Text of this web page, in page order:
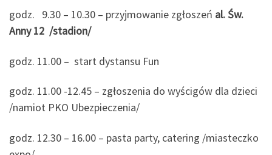
godz. 9.30 – 10.30 – przyjmowanie zgłoszeń al. Św.
Anny 12 /stadion/
godz. 11.00 – start dystansu Fun
godz. 11.00 -12.45 – zgłoszenia do wyścigów dla dzieci
/namiot PKO Ubezpieczenia/
godz. 12.30 – 16.00 – pasta party, catering /miasteczko